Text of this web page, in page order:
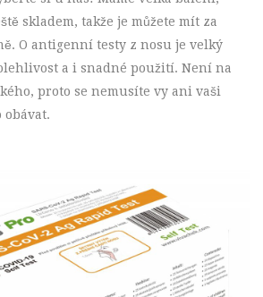
skladem, takže je můžete mít za
O antigenní testy z nosu je velký
a i snadné použití. Není na
proto se nemusíte vy ani vaši
obávat.